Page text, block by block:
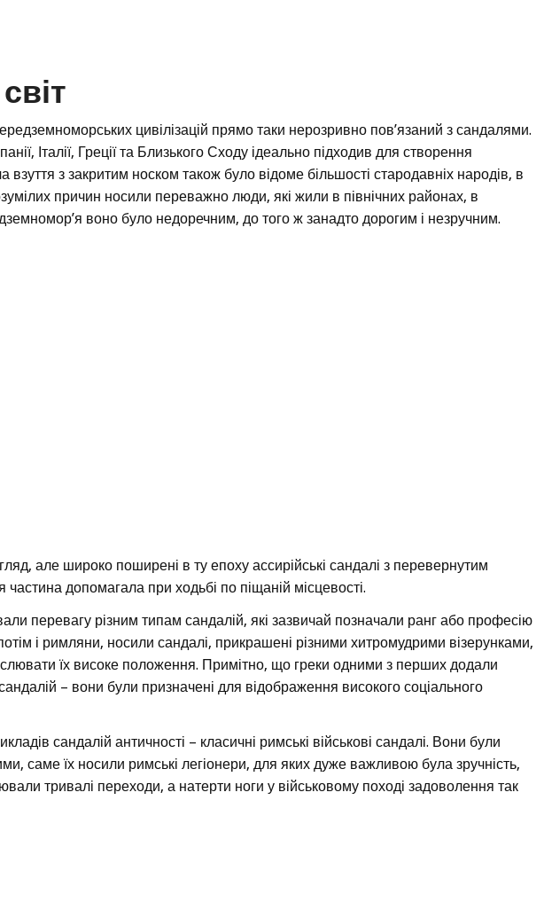
цивілізацій прямо таки нерозривно пов’язаний з сандалями.
Італії, Греції та Близького Сходу ідеально підходив для створення
взуття з закритим носком також було відоме більшості стародавніх народів, в
причин носили переважно люди, які жили в північних районах, в
воно було недоречним, до того ж занадто дорогим і незручним.
але широко поширені в ту епоху ассирійські сандалі з перевернутим
допомагала при ходьбі по піщаній місцевості.
перевагу різним типам сандалій, які зазвичай позначали ранг або професію
і римляни, носили сандалі, прикрашені різними хитромудрими візерунками,
їх високе положення. Примітно, що греки одними з перших додали
– вони були призначені для відображення високого соціального
сандалій античності – класичні римські військові сандалі. Вони були
саме їх носили римські легіонери, для яких дуже важливою була зручність,
тривалі переходи, а натерти ноги у військовому поході задоволення так